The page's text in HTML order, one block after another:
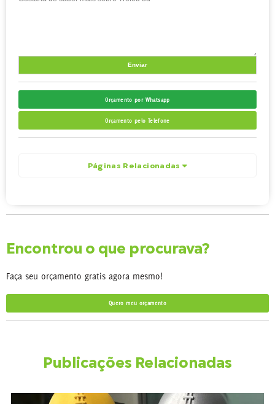
Orçamento por Whatsapp
Orçamento pelo Telefone
Páginas Relacionadas
Encontrou o que procurava?
Faça seu orçamento gratis agora mesmo!
Quero meu orçamento
Publicações Relacionadas